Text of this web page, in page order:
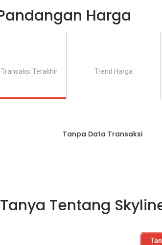
Harga
Transaksi Terakhir
Tanpa Data Transaksi
Trend Harga
Tanya Tentang